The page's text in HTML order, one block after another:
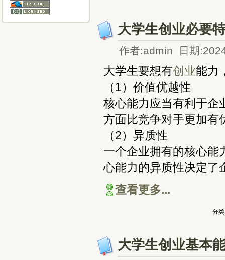
大学生创业必要
作者:admin 日期
大学生要想有创业能力
（1）价值优越性
核心能力应当有利于企
方面比竞争对手更加有
（2）异质性
一个企业拥有的核心能
心能力的异质性决定了
查看更多...
分
大学生创业基本